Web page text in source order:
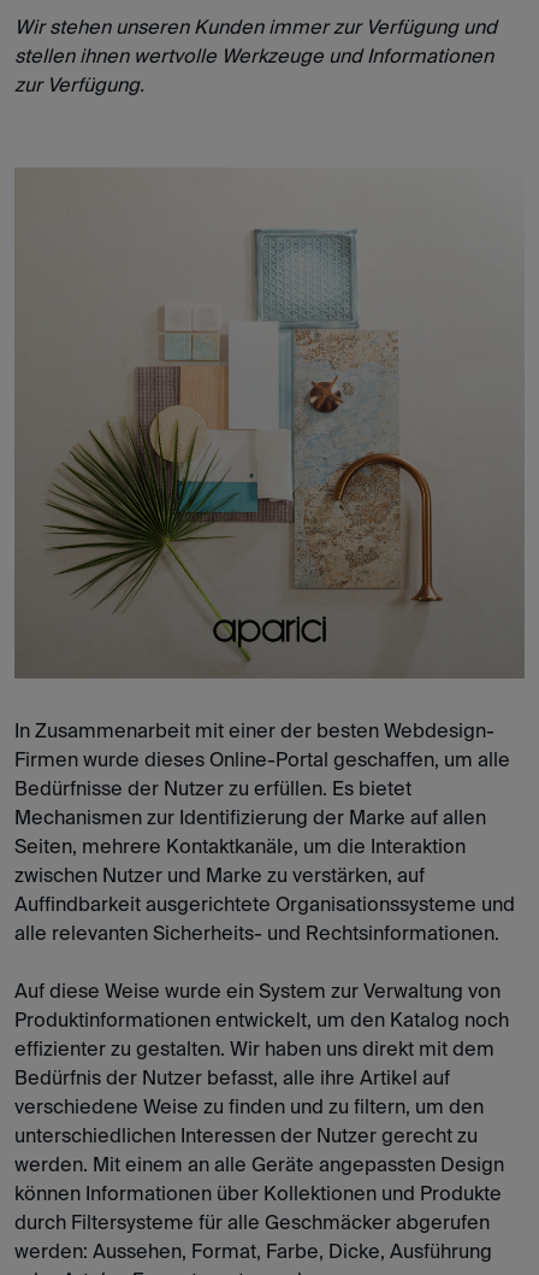
Wir stehen unseren Kunden immer zur Verfügung und
stellen ihnen wertvolle Werkzeuge und Informationen
zur Verfügung.
In Zusammenarbeit mit einer der besten Webdesign-
Firmen wurde dieses Online-Portal geschaffen, um alle
Bedürfnisse der Nutzer zu erfüllen. Es bietet
Mechanismen zur Identifizierung der Marke auf allen
Seiten, mehrere Kontaktkanäle, um die Interaktion
zwischen Nutzer und Marke zu verstärken, auf
Auffindbarkeit ausgerichtete Organisationssysteme und
alle relevanten Sicherheits- und Rechtsinformationen.
Auf diese Weise wurde ein System zur Verwaltung von
Produktinformationen entwickelt, um den Katalog noch
effizienter zu gestalten. Wir haben uns direkt mit dem
Bedürfnis der Nutzer befasst, alle ihre Artikel auf
verschiedene Weise zu finden und zu filtern, um den
unterschiedlichen Interessen der Nutzer gerecht zu
werden. Mit einem an alle Geräte angepassten Design
können Informationen über Kollektionen und Produkte
durch Filtersysteme für alle Geschmäcker abgerufen
werden: Aussehen, Format, Farbe, Dicke, Ausführung